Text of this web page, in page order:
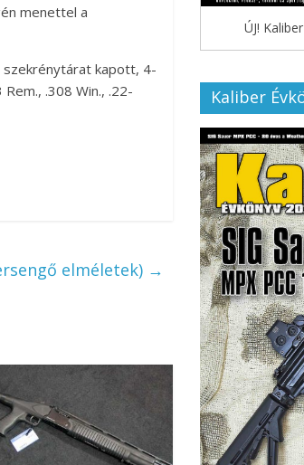
menettel a
szekrénytárat kapott, 4-
.308 Win., .22-
elméletek) →
ÚJ!
Kaliber